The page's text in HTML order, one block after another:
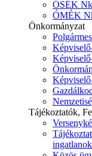
ÓSÉK
ÓMÉK
Önkormányzat
Tájékoztatók,